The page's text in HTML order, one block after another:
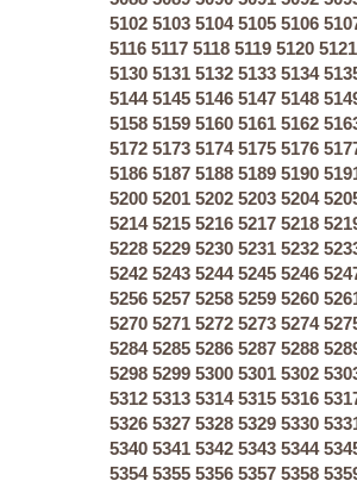
5102 5103 5104 5105 5106
5116 5117 5118 5119 5120 5121
5130 5131 5132 5133 5134
5144 5145 5146 5147 5148
5158 5159 5160 5161 5162
5172 5173 5174 5175 5176
5186 5187 5188 5189 5190
5200 5201 5202 5203 5204
5214 5215 5216 5217 5218
5228 5229 5230 5231 5232
5242 5243 5244 5245 5246
5256 5257 5258 5259 5260
5270 5271 5272 5273 5274
5284 5285 5286 5287 5288
5298 5299 5300 5301 5302
5312 5313 5314 5315 5316
5326 5327 5328 5329 5330
5340 5341 5342 5343 5344
5354 5355 5356 5357 5358